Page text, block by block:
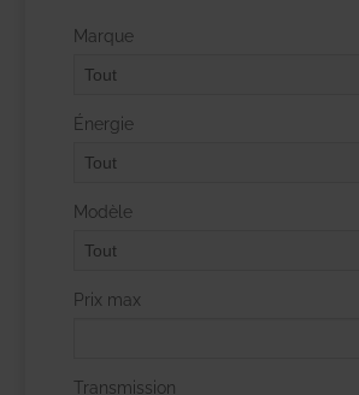
Marque
Énergie
Modèle
Prix max
Transmission